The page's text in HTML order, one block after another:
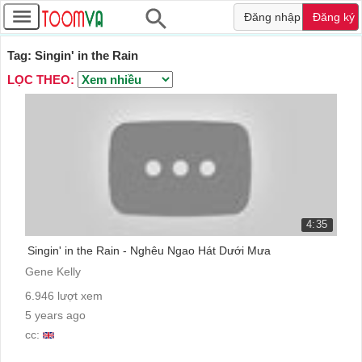
Đăng nhập Đăng ký
Tag: Singin' in the Rain
LỌC THEO:
4:35
Singin' in the Rain - Nghêu Ngao Hát Dưới Mưa
Gene Kelly
6.946 lượt xem
5 years ago
cc: